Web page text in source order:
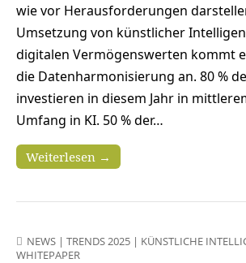
wie vor Herausforderungen
Umsetzung von künstlicher
digitalen Vermögenswerten kommt
die Datenharmonisierung an. 80 %
investieren in diesem Jahr in
Umfang in KI. 50 % der…
Weiterlesen →
NEWS | TRENDS 2025 | KÜNSTLICHE
WHITEPAPER